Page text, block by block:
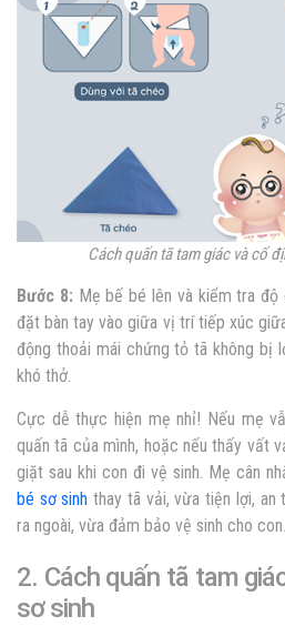
Cách quấn tã tam giác và cố
Bước 8: Mẹ bế bé lên và kiểm tra
đặt bàn tay vào giữa vị trí tiếp xúc
động thoải mái chứng tỏ tã không bị
khó thở.
Cực dễ thực hiện mẹ nhỉ! Nếu mẹ
quấn tã của mình, hoặc nếu thấy vất
giặt sau khi con đi vệ sinh. Mẹ cân
bé sơ sinh thay tã vải, vừa tiện lợi, an
ra ngoài, vừa đảm bảo vệ sinh cho con.
2. Cách quấn tã tam
sơ sinh